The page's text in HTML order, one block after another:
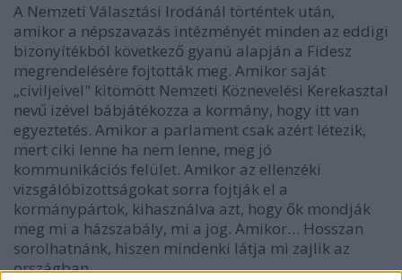
A Nemzeti Választási Irodánál történtek után,
amikor a népszavazás intézményét minden az eddigi
bizonyítékból következő gyanú alapján a Fidesz
megrendelésére fojtották meg. Amikor saját
„civiljeivel" kitömött Nemzeti Köznevelési Kerekasztal
nevű izével bábjátékozza a kormány, hogy itt van
egyeztetés. Amikor a parlament csak azért létezik,
mert ciki lenne ha nem lenne, meg jó
kommunikációs felület. Amikor az ellenzéki
vizsgálóbizottságokat sorra fojtják el a
kormánypártok, kihasználva azt, hogy ők mondják
meg mi a házszabály, mi a jog. Amikor… Hosszan
sorolhatnánk, hiszen mindenki látja mi zajlik az
országban.